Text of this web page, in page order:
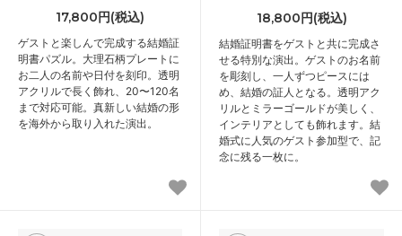
17,800円(税込)
ゲストと楽しんで完成する結婚証
明書パズル。大理石柄プレートに
お二人の名前や日付を刻印。透明
アクリルで長く飾れ、20〜120名
まで対応可能。真新しい結婚の形
を海外から取り入れた演出。
18,800円(税込)
結婚証明書をゲストと共に完成さ
せる特別な演出。ゲストのお名前
を彫刻し、一人ずつピースには
め、結婚の証人となる。透明アク
リルとミラーゴールドが美しく、
インテリアとしても飾れます。結
婚式に人気のゲスト参加型で、記
念に残る一枚に。